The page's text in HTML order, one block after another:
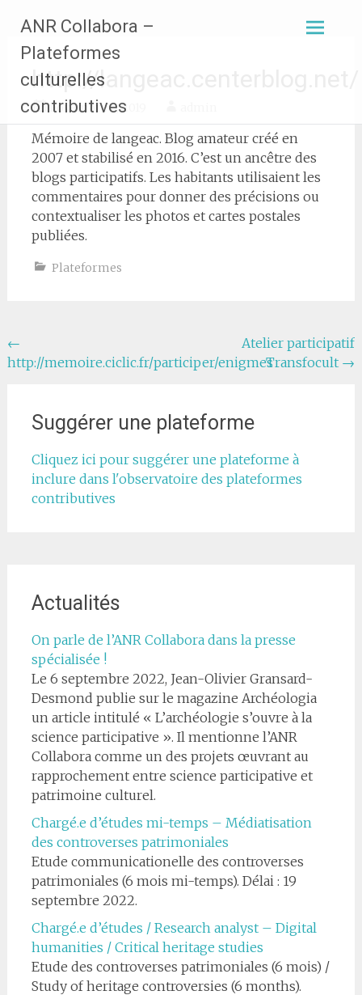
contenu
ANR Collabora –
Plateformes
culturelles
contributives
http://langeac.centerblog.net/
novembre 9, 2019
Mémoire de langeac. Blog amateur créé en
2007 et stabilisé en 2016. C’est un ancêtre des
blogs participatifs. Les habitants utilisaient les
commentaires pour donner des précisions ou
contextualiser les photos et cartes postales
publiées.
Plateformes
Navigation
de
←
http://memoire.ciclic.fr/participer/enigmes
Atelier participatif
Transfocult →
Suggérer une plateforme
Cliquez ici pour suggérer une plateforme à
inclure dans l'observatoire des plateformes
contributives
Actualités
On parle de l’ANR Collabora dans la presse
spécialisée !
Le 6 septembre 2022, Jean-Olivier Gransard-
Desmond publie sur le magazine Archéologia
un article intitulé « L’archéologie s’ouvre à la
science participative ». Il mentionne l’ANR
Collabora comme un des projets œuvrant au
rapprochement entre science participative et
patrimoine culturel.
Chargé.e d’études mi-temps – Médiatisation
des controverses patrimoniales
Etude communicationelle des controverses
patrimoniales (6 mois mi-temps). Délai : 19
septembre 2022.
Chargé.e d’études / Research analyst – Digital
humanities / Critical heritage studies
Etude des controverses patrimoniales (6 mois) /
Study of heritage controversies (6 months).